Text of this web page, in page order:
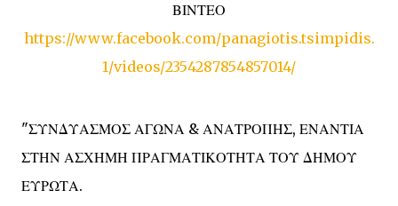
ΒΙΝΤΕΟ
https://www.facebook.com/panagiotis.tsimpidis.
1/videos/2354287854857014/
"ΣΥΝΔΥΑΣΜΟΣ ΑΓΩΝΑ & ΑΝΑΤΡΟΠΗΣ, ΕΝΑΝΤΙΑ
ΣΤΗΝ ΑΣΧΗΜΗ ΠΡΑΓΜΑΤΙΚΟΤΗΤΑ ΤΟΥ ΔΗΜΟΥ
ΕΥΡΩΤΑ.